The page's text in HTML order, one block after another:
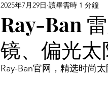
Restaurant's Deals 潮流
Ray-Ban
镜、偏光太
2025年7月29日 讀畢需時 1 分鐘
Ray-Ban官网，精选时尚